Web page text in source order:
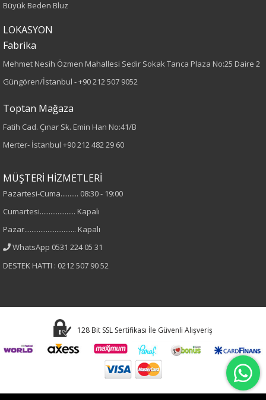
Boy
90
Paça Tipi
Dar Paça
Kumaş Tipi
Dokuma
Desen
Düz
Kumaş
%70 Pamuk
%27 Polyester
Büyük Beden Bluz
LOKASYON
Fabrika
Mehmet Nesih Özmen Mahallesi Sedir Sokak Tanca Plaza No:25 Daire 2
Güngören/İstanbul -+90 212 507 9052
Toptan Mağaza
Fatih Cad. Çınar Sk. Emin Han No:41/B
Merter- İstanbul +90 212 482 29 60
MÜŞTERİ HİZMETLERİ
Pazartesi-Cuma.......... 08:30 - 19:00
Cumartesi.................... Kapalı
Pazar............................. Kapalı
WhatsApp 0531 224 05 31
DESTEK HATTI : 0212 507 90 52
128 Bit SSL Sertifikası İle Güvenli Alışveriş